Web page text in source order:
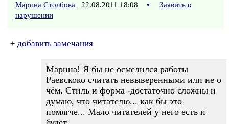
Марина Столбова 22.08.2011 18:08 •
Заявить о
нарушении
+ добавить замечания
Марина! Я бы не осмелился работы
Раевскоко считать невыверенными или не о
чём. Стиль и форма -достаточно сложны и
думаю, что читателю... как бы это
помягче... Мало читателей у него есть и